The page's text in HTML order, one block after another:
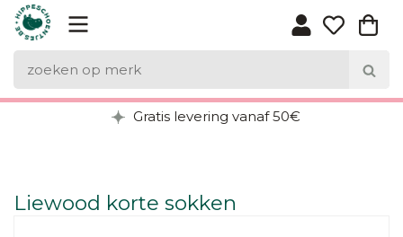
Gratis levering vanaf 50€
Liewood korte sokken